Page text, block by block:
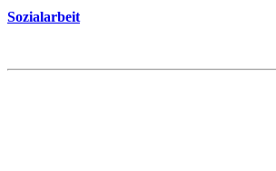
Sozialarbeit